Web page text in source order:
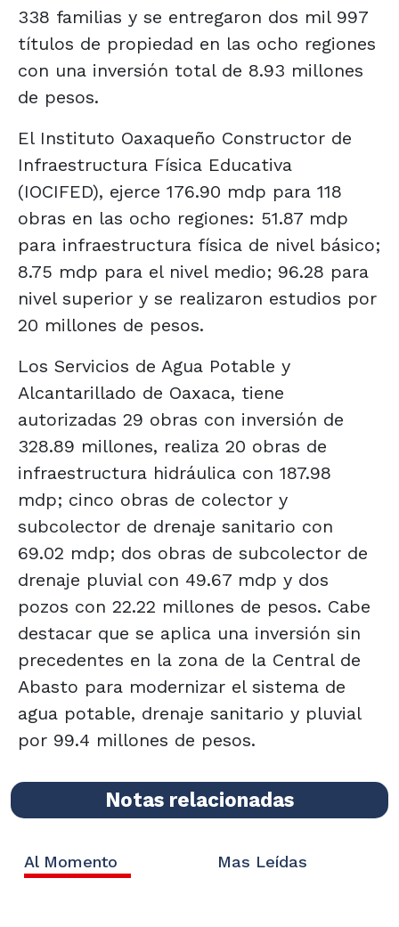
338 familias y se entregaron dos mil 997
títulos de propiedad en las ocho regiones
con una inversión total de 8.93 millones
de pesos.
El Instituto Oaxaqueño Constructor de
Infraestructura Física Educativa
(IOCIFED), ejerce 176.90 mdp para 118
obras en las ocho regiones: 51.87 mdp
para infraestructura física de nivel básico;
8.75 mdp para el nivel medio; 96.28 para
nivel superior y se realizaron estudios por
20 millones de pesos.
Los Servicios de Agua Potable y
Alcantarillado de Oaxaca, tiene
autorizadas 29 obras con inversión de
328.89 millones, realiza 20 obras de
infraestructura hidráulica con 187.98
mdp; cinco obras de colector y
subcolector de drenaje sanitario con
69.02 mdp; dos obras de subcolector de
drenaje pluvial con 49.67 mdp y dos
pozos con 22.22 millones de pesos. Cabe
destacar que se aplica una inversión sin
precedentes en la zona de la Central de
Abasto para modernizar el sistema de
agua potable, drenaje sanitario y pluvial
por 99.4 millones de pesos.
Notas relacionadas
Al Momento Mas Leídas